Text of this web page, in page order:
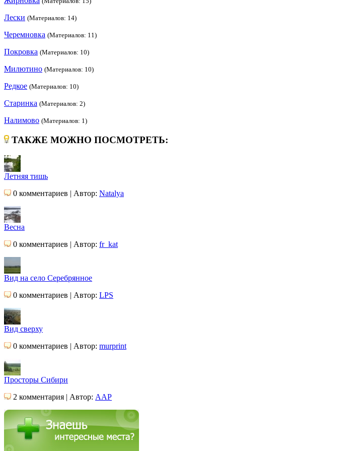
Лески (Материалов: 14)
Черемновка (Материалов: 11)
Покровка (Материалов: 10)
Милютино (Материалов: 10)
Редкое (Материалов: 10)
Старинка (Материалов: 2)
Налимово (Материалов: 1)
ТАКЖЕ МОЖНО ПОСМОТРЕТЬ:
Летняя тишь
0 комментариев | Автор: Natalya
Весна
0 комментариев | Автор: fr_kat
Вид на село Серебрянное
0 комментариев | Автор: LPS
Вид сверху
0 комментариев | Автор: murprint
Просторы Сибири
2 комментария | Автор: AAP